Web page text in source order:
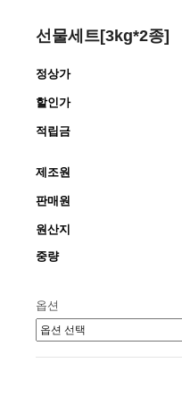
선물세트[3kg*2종]
정상가
할인가
적립금
제조원
판매원
원산지
중량
옵션